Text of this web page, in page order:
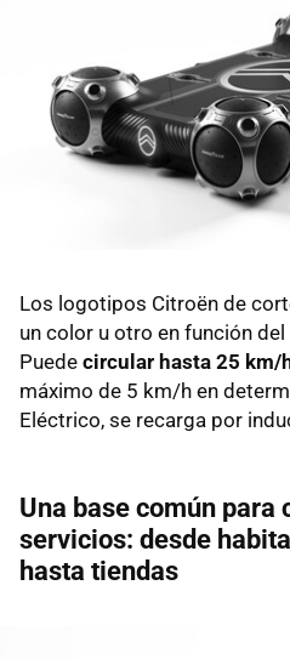
Los logotipos Citroën de
un color u otro en función
Puede circular hasta 25 km/
máximo de 5 km/h en
Eléctrico, se recarga por
Una base común para
servicios: desde
hasta tiendas